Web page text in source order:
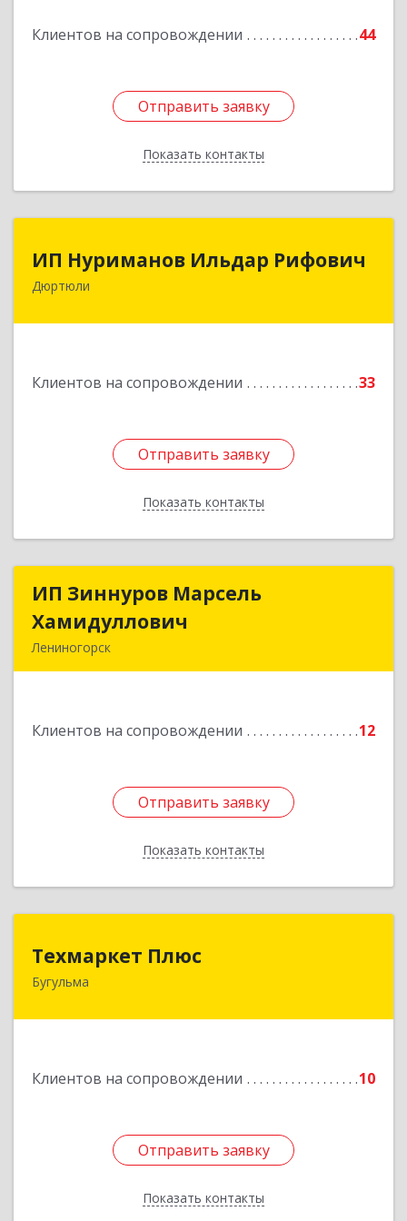
Клиентов на сопровождении 44
Отправить заявку
Показать контакты
Отправить заявку
Назад
ИП Нуриманов Ильдар Рифович
Дюртюли
Клиентов на сопровождении 33
Отправить заявку
Показать контакты
ИП Нуриманов Ильдар Рифович
452320, Башкортостан Респ, Дюртюли г,
Отправить заявку
Назад
ИП Зиннуров Марсель
Хамидуллович
Лениногорск
Клиентов на сопровождении 12
Отправить заявку
Показать контакты
ИП Зиннуров Марсель
Подробнее
Отправить заявку
Назад
Техмаркет Плюс
Бугульма
Клиентов на сопровождении 10
Отправить заявку
Показать контакты
423231, РТ, Бугульма, ул.Белинского, д.13
Отправить заявку
Назад